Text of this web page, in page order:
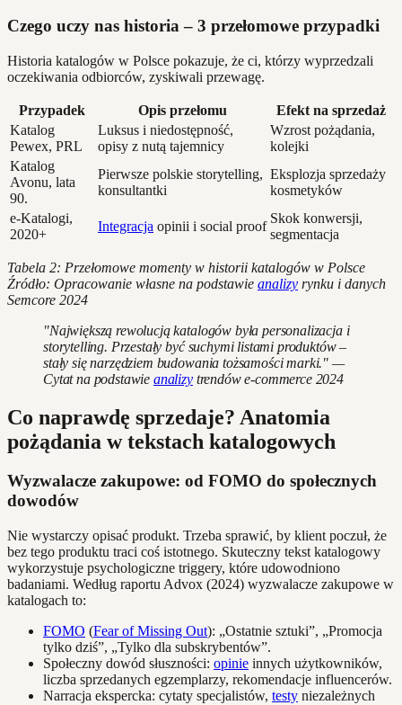
Czego uczy nas historia – 3 przełomowe przypadki
Historia katalogów w Polsce pokazuje, że ci, którzy wyprzedzali
oczekiwania odbiorców, zyskiwali przewagę.
Przypadek Opis przełomu
Efekt na sprzedaż
Katalog
Pewex, PRL
Luksus i niedostępność,
opisy z nutą tajemnicy
Wzrost pożądania,
kolejki
Katalog
Avonu, lata
90.
Pierwsze polskie storytelling,
konsultantki
Eksplozja sprzedaży
kosmetyków
e-Katalogi,
2020+
Integracja opinii i social proof
Skok konwersji,
segmentacja
Tabela 2: Przełomowe momenty w historii katalogów w Polsce
Źródło: Opracowanie własne na podstawie analizy rynku i danych
Semcore 2024
"Największą rewolucją katalogów była personalizacja i
storytelling. Przestały być suchymi listami produktów –
stały się narzędziem budowania tożsamości marki." —
Cytat na podstawie analizytrendów e-commerce 2024
Co naprawdę sprzedaje? Anatomia
pożądania w tekstach katalogowych
Wyzwalacze zakupowe: od FOMO do społecznych
dowodów
Nie wystarczy opisać produkt. Trzeba sprawić, by klient poczuł, że
bez tego produktu traci coś istotnego. Skuteczny tekst katalogowy
wykorzystuje psychologiczne triggery, które udowodniono
badaniami. Według raportu Advox (2024) wyzwalacze zakupowe w
katalogach to:
FOMO (Fear of Missing Out): „Ostatnie sztuki”, „Promocja
tylko dziś”, „Tylko dla subskrybentów”.
Społeczny dowód słuszności: opinie innych użytkowników,
liczba sprzedanych egzemplarzy, rekomendacje influencerów.
Narracja ekspercka: cytaty specjalistów, testy niezależnych